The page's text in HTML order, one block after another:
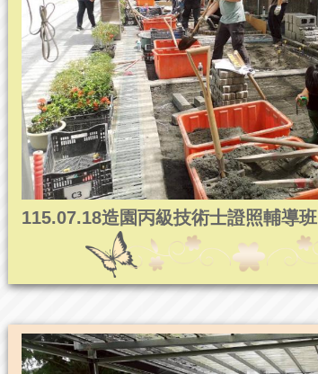
115.07.18造園丙級技術士證照輔導班